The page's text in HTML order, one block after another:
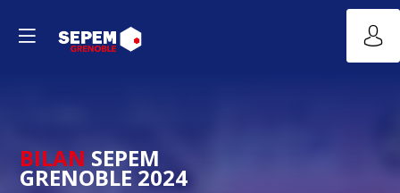
BILAN SEPEM
GRENOBLE 2024